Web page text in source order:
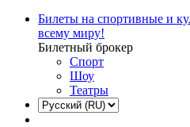
Билеты на спортивные и
всему миру!
Билетный брокер
Спорт
Шоу
Театры